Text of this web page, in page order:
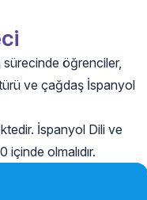
sürecinde öğrenciler,
ve çağdaş İspanyol
İspanyol Dili ve
içinde olmalıdır.